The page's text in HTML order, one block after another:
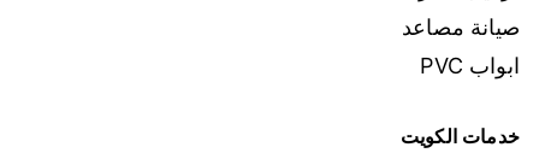
صيانة مصاعد
ابواب PVC
خدمات الكويت